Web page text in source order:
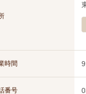
時間
番号